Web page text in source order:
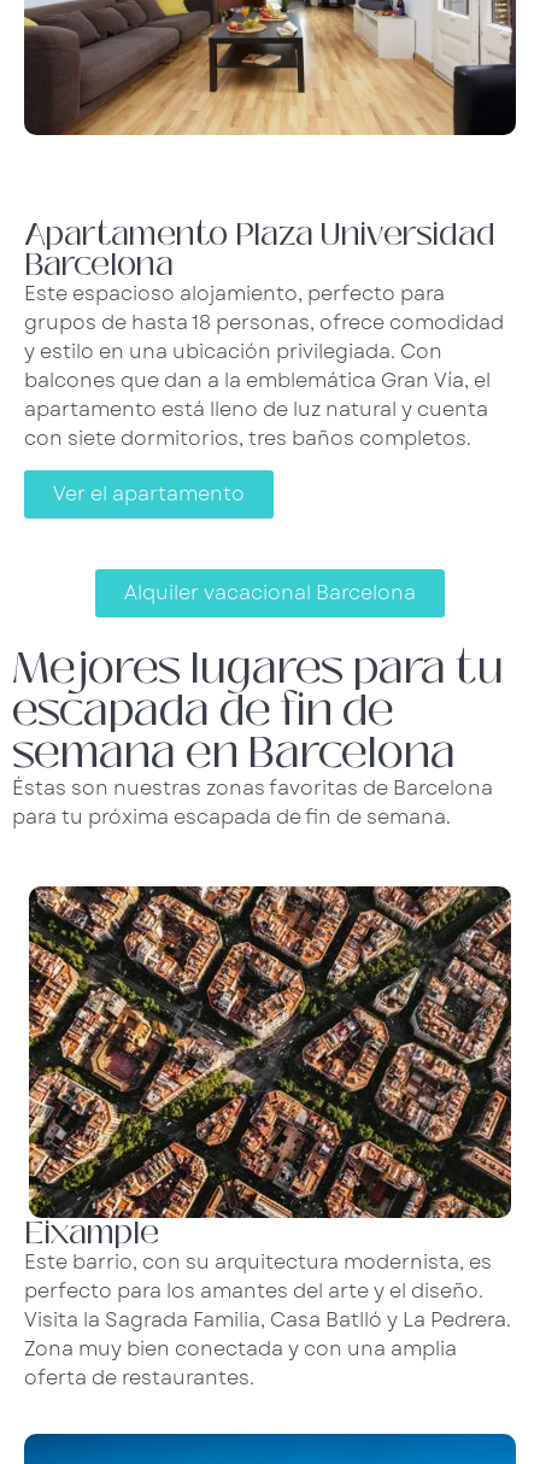
Apartamento Plaza Universidad
Barcelona
Este espacioso alojamiento, perfecto para
grupos de hasta 18 personas, ofrece comodidad
y estilo en una ubicación privilegiada. Con
balcones que dan a la emblemática Gran Vía, el
apartamento está lleno de luz natural y cuenta
con siete dormitorios, tres baños completos.
Ver el apartamento
Alquiler vacacional Barcelona
Mejores lugares para tu
escapada de fin de
semana en Barcelona
Éstas son nuestras zonas favoritas de Barcelona
para tu próxima escapada de fin de semana.
Eixample
Este barrio, con su arquitectura modernista, es
perfecto para los amantes del arte y el diseño.
Visita la Sagrada Familia, Casa Batlló y La Pedrera.
Zona muy bien conectada y con una amplia
oferta de restaurantes.